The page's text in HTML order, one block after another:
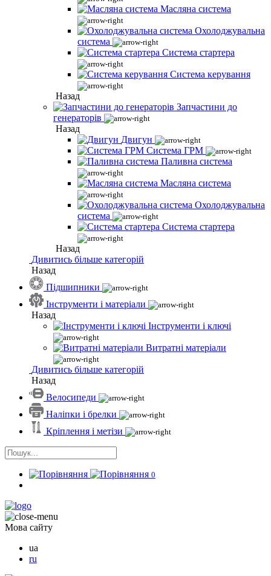
Масляна система
Охолоджувальна
система
Система стартера
Система керування
Назад
Запчастини до
генераторів
Назад
Двигун
Система ГРМ
Паливна система
Масляна система
Охолоджувальна
система
Система стартера
Назад
Дивитись більше категорій
Назад
Підшипники
Інструменти і матеріали
Назад
Інструменти і ключі
Витратні матеріали
Дивитись більше категорій
Назад
Велосипеди
Наліпки і брелки
Кріплення і метізи
0
Мова сайту
ua
ru